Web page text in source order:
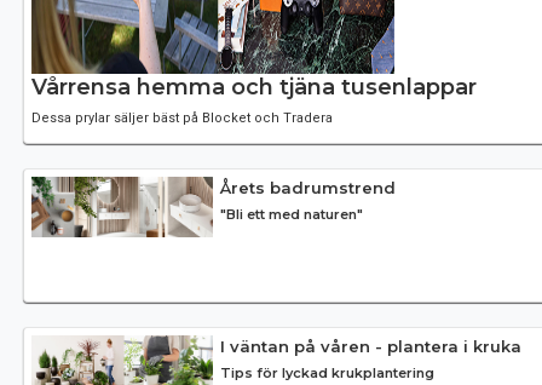
Vårrensa hemma och tjäna tusenlappar
Dessa prylar säljer bäst på Blocket och Tradera
Årets badrumstrend
"Bli ett med naturen"
I väntan på våren - plantera i kruka
Tips för lyckad krukplantering